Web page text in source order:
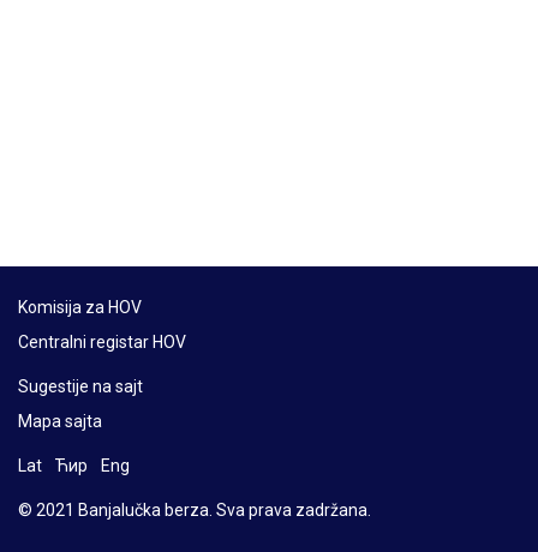
Komisija za HOV
Centralni registar HOV
Sugestije na sajt
Mapa sajta
Lat Ћир Eng
© 2021 Banjalučka berza. Sva prava zadržana.